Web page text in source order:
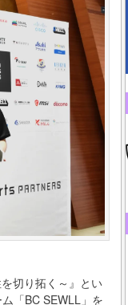
切り拓く～』とい
「BC SEWLL」を